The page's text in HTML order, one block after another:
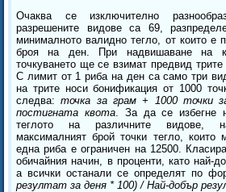
Очаква се изключително
разрешените видове са 69,
минималното валидно тегло, от които е
броя на ден. При надвишаване на
точкуването ще се взимат предвид
С лимит от 1 риба на ден са само три
на трите носи бонификация от 1000
следва:точка за грам + 1000 точки
постигната квота. За да се избегне
теглото на различните видове,
максималният брой точки тегло, които
една риба е ограничен на 12500.
обичайния начин, в проценти, като най-
а всички останали се определят по
резултат за деня * 100) / Най-добър